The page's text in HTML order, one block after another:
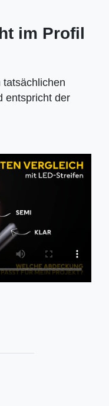
im Profil
tatsächlichen
entspricht der